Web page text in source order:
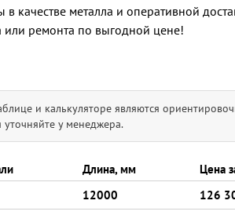
качестве металла и оперативной
или ремонта по выгодной цене!
и калькуляторе являются
уточняйте у менеджера.
Длина, мм Цена
12000 126